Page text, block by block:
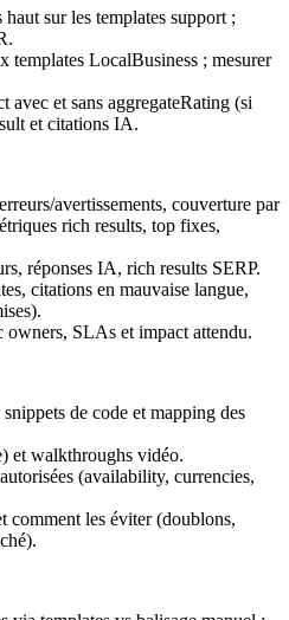
sur les templates support ;
templates LocalBusiness ; mesurer
avec et sans aggregateRating (si
et citations IA.
avertissements, couverture par
rich results, top fixes,
réponses IA, rich results SERP.
citations en mauvaise langue,
owners, SLAs et impact attendu.
de code et mapping des
et walkthroughs vidéo.
(availability, currencies,
comment les éviter (doublons,